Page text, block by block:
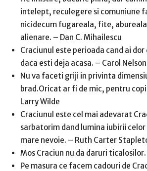
intelept, reculegere si comuniune
nicidecum fugareala, fite,
alienare. – Dan C. Mihailescu
Craciunul este perioada cand ai
daca esti deja acasa. – Carol Nelson
Nu va faceti griji in privinta
brad.Oricat ar fi de mic, pentru
Larry Wilde
Craciunul este cel mai adevarat
sarbatorim dand lumina iubirii celor
mare nevoie. – Ruth Carter
Mos Craciun nu da daruri
Pe masura ce facem cadouri de